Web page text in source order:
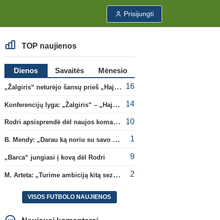
Prisijungti
TOP naujienos
Dienos Savaitės
Mėnesio
„Žalgiris“ neturėjo šansų prieš „Hajduk“
16
Konferencijų lyga: „Žalgiris“ – „Hajduk“ (rungtynės tiesiogiai) 14
Rodri apsisprendė dėl naujos komandos 10
B. Mendy: „Darau ką noriu su savo pasaulio čempionato titulu“ 1
„Barca“ jungiasi į kovą dėl Rodri 9
M. Arteta: „Turime ambiciją kitą sezoną kovoti dėl visų titulų“ 2
VISOS FUTBOLO NAUJIENOS